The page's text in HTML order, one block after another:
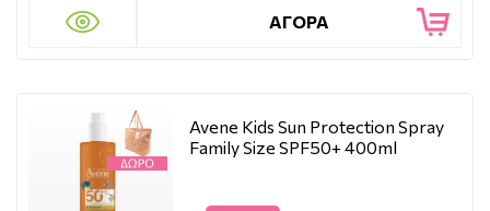
ΑΓΟΡΑ
Avene Kids Sun Protection Spray
Family Size SPF50+ 400ml